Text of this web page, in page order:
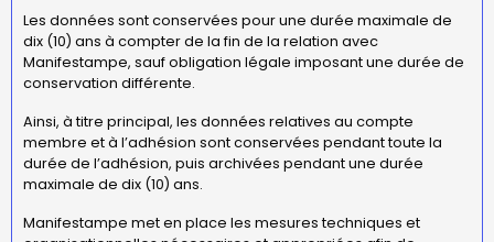
Les données sont conservées pour une durée maximale de
dix (10) ans à compter de la fin de la relation avec
Manifestampe, sauf obligation légale imposant une durée de
conservation différente.
Ainsi, à titre principal, les données relatives au compte
membre et à l’adhésion sont conservées pendant toute la
durée de l’adhésion, puis archivées pendant une durée
maximale de dix (10) ans.
Manifestampe met en place les mesures techniques et